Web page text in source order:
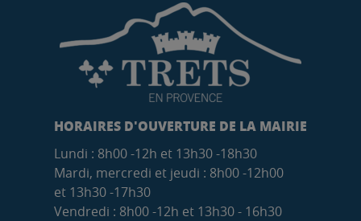
HORAIRES D'OUVERTURE DE LA MAIRIE
Lundi : 8h00 -12h et 13h30 -18h30
Mardi, mercredi et jeudi : 8h00 -12h00
et 13h30 -17h30
Vendredi : 8h00 -12h et 13h30 - 16h30